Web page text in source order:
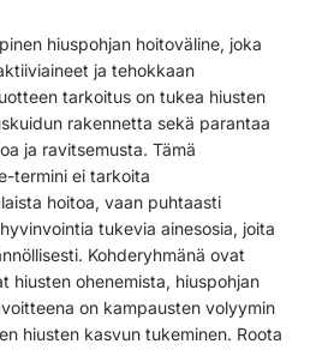
hiuspohjan hoitoväline, joka
ja tehokkaan
tarkoitus on tukea hiusten
rakennetta sekä parantaa
ja ravitsemusta. Tämä
termini ei tarkoita
hoitoa, vaan puhtaasti
tukevia ainesosia, joita
Kohderyhmänä ovat
hiusten ohenemista, hiuspohjan
on kampausten volyymin
hiusten kasvun tukeminen. Roota